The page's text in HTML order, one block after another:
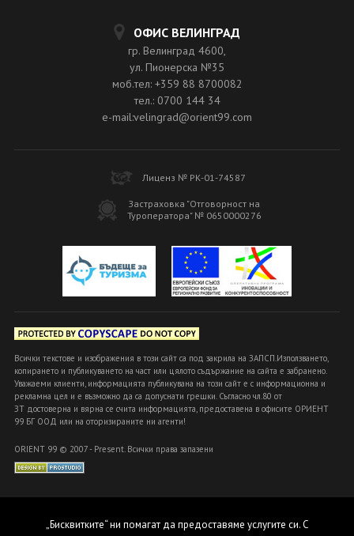
ОФИС ВЕЛИНГРАД
гр. Велинград 4600,
ул. Пионерска №35
моб.тел: +359 88 8700082
тел.: 0700 144 34
e-mail:velingrad@orient99.com
Лиценз № РК-01-74587
Застраховка "Отговорност на
Туроператора" № 0650000276
Всички текстове и изображения в този сайт са под закрила на ЗАПСП.Използването,
копирането и публикуването на част или цялото съдържание на сайта е забранено.
Уважаеми клиенти, информацията публикувана на този сайт е с информационна и
рекламна цел и е възможно да са допуснати грешки. Съгласно чл.80 от
ЗТ достоверна и вярна се счита информацията, предоставена в офисите ОРИЕНТ
99 БГ ООД или на оторизираните ни агенти!
ORIENT 99 © 2007 - Present. Всички права запазени
„Бисквитките“ ни помагат да предоставяме услугите си. С